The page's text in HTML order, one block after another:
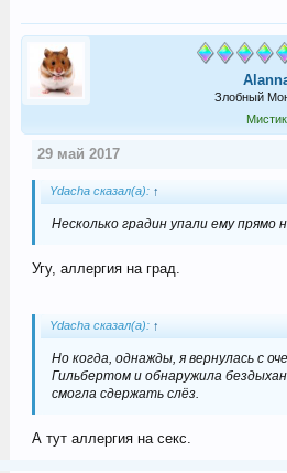
Злобный
29 май 2017
Ydacha сказал(а): ↑
Несколько градин упали ему прямо
Угу, аллергия на град.
Ydacha сказал(а): ↑
Но когда, однажды, я вернулась с
Гильбертом и обнаружила
смогла сдержать слёз.
А тут аллергия на секс.